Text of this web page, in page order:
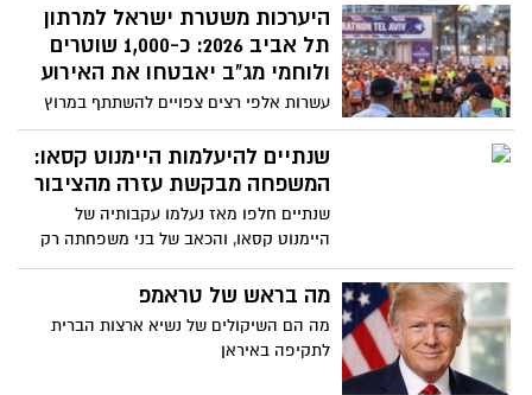
״שאגת הארי״
היערכות משטרת ישראל למרתון
תל אביב 2026: כ-1,000 שוטרים
ולוחמי מג"ב יאבטחו את האירוע
עשרות אלפי רצים צפויים להשתתף במרוץ
שיתקיים ביום שישי, 27.2.2026
שנתיים להיעלמות היימנוט קסאו:
המשפחה מבקשת עזרה מהציבור
שנתיים חלפו מאז נעלמו עקבותיה של
היימנוט קסאו, והכאב של בני משפחתה רק
מתעצם. היום (רביעי) יציינו הוריה ואחיה
שנתיים להיעלמותה שנתיים של געגוע יומיומי,
מענה. בעוד חודשיים בלבד הייתה אמורה
היימנוט לחגוג בת מצווה. במקום ההכנות
מה בראש של טראמפ
מה הם השיקולים של נשיא ארצות הברית
לתקיפה באיראן